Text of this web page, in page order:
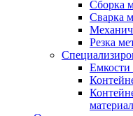
Сборка
Сварка
Резка
Емкости